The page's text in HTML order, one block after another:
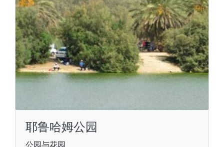
耶鲁哈姆公园
公园与花园